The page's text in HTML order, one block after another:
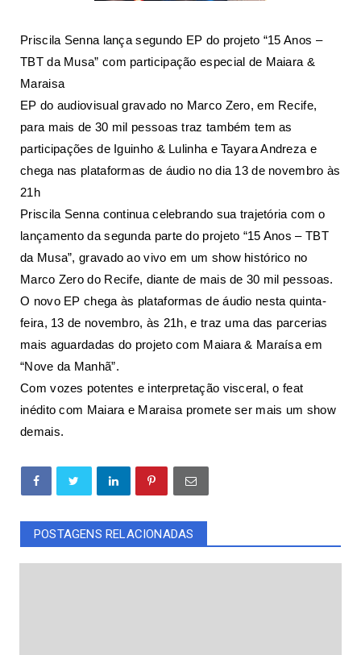
Priscila Senna lança segundo EP do projeto “15 Anos –
TBT da Musa” com participação especial de Maiara &
Maraisa
EP do audiovisual gravado no Marco Zero, em Recife,
para mais de 30 mil pessoas traz também tem as
participações de Iguinho & Lulinha e Tayara Andreza e
chega nas plataformas de áudio no dia 13 de novembro às
21h
Priscila Senna continua celebrando sua trajetória com o
lançamento da segunda parte do projeto “15 Anos – TBT
da Musa”, gravado ao vivo em um show histórico no
Marco Zero do Recife, diante de mais de 30 mil pessoas.
O novo EP chega às plataformas de áudio nesta quinta-
feira, 13 de novembro, às 21h, e traz uma das parcerias
mais aguardadas do projeto com Maiara & Maraísa em
“Nove da Manhã”.
Com vozes potentes e interpretação visceral, o feat
inédito com Maiara e Maraisa promete ser mais um show
demais.
POSTAGENS RELACIONADAS